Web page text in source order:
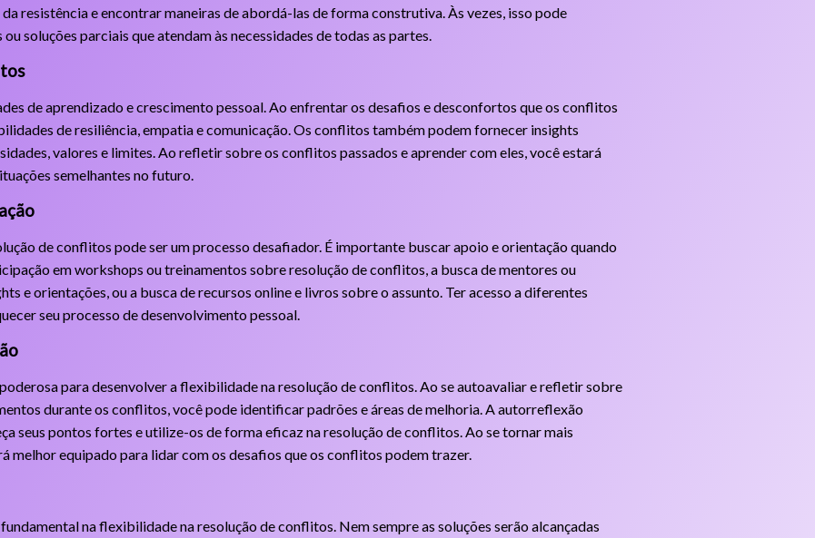
resistência e encontrar maneiras de abordá-las de forma construtiva. Às vezes, isso pode
soluções parciais que atendam às necessidades de todas as partes.
de aprendizado e crescimento pessoal. Ao enfrentar os desafios e desconfortos que os conflitos
de resiliência, empatia e comunicação. Os conflitos também podem fornecer insights
valores e limites. Ao refletir sobre os conflitos passados e aprender com eles, você estará
semelhantes no futuro.
de conflitos pode ser um processo desafiador. É importante buscar apoio e orientação quando
em workshops ou treinamentos sobre resolução de conflitos, a busca de mentores ou
e orientações, ou a busca de recursos online e livros sobre o assunto. Ter acesso a diferentes
seu processo de desenvolvimento pessoal.
para desenvolver a flexibilidade na resolução de conflitos. Ao se autoavaliar e refletir sobre
durante os conflitos, você pode identificar padrões e áreas de melhoria. A autorreflexão
seus pontos fortes e utilize-os de forma eficaz na resolução de conflitos. Ao se tornar mais
melhor equipado para lidar com os desafios que os conflitos podem trazer.
na flexibilidade na resolução de conflitos. Nem sempre as soluções serão alcançadas